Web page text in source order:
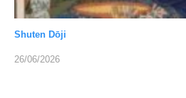
Shuten Dōji
26/06/2026